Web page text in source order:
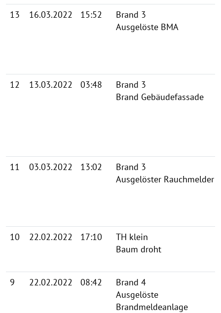
13
16.03.2022 15:52
Brand 3
Ausgelöste BMA
12 13.03.2022 03:48
Brand 3
Brand Gebäudefassade
11 03.03.2022 13:02
Brand 3
Ausgelöster Rauchmelder
10 22.02.2022 17:10
TH klein
Baum droht
9 22.02.2022 08:42
Brand 4
Ausgelöste
Brandmeldeanlage